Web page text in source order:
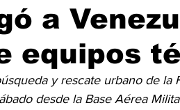
Pujato Turismo
de Gómez
a
equipos
y rescate urbano de la
desde la Base Aérea